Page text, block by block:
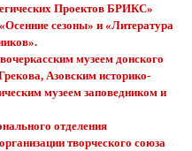
Проектов БРИКС»
сезоны» и «Литература
музеем донского
Азовским историко-
музеем заповедником и
отделения
творческого союза